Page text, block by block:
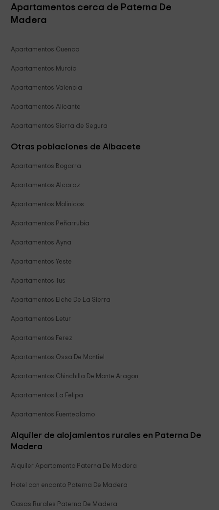
Apartamentos cerca de Paterna De
Madera
Apartamentos Cuenca
Apartamentos Murcia
Apartamentos Valencia
Apartamentos Alicante
Apartamentos Sierra de Segura
Otras poblaciones de Albacete
Apartamentos Bogarra
Apartamentos Alcaraz
Apartamentos Molinicos
Apartamentos Peñarrubia
Apartamentos Ayna
Apartamentos Yeste
Apartamentos Tus
Apartamentos Elche De La Sierra
Apartamentos Letur
Apartamentos Ferez
Apartamentos Ossa De Montiel
Apartamentos Chinchilla De Monte Aragon
Apartamentos La Felipa
Apartamentos Fuentealamo
Alquiler de alojamientos rurales en Paterna De
Madera
Alquiler Apartamento Paterna De Madera
Hotel con encanto Paterna De Madera
Casas Rurales Paterna De Madera